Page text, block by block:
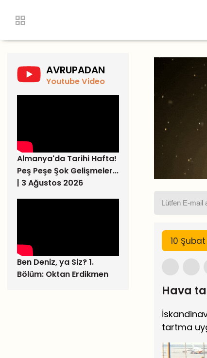
AVRUPADAN
Youtube Video
Almanya'da Tarihi Hafta!
Peş Peşe Şok Gelişmeler...
| 3 Ağustos 2026
Ben Deniz, ya Siz? 1.
Bölüm: Oktan Erdikmen
10
Hava
tartma